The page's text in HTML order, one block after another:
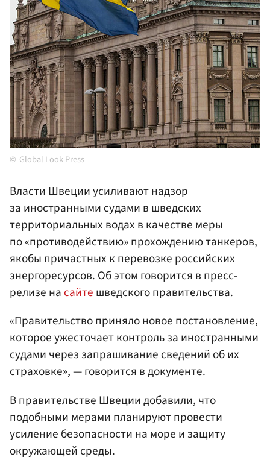
Global Look Press
Власти Швеции усиливают надзор
за иностранными судами в шведских
территориальных водах в качестве меры
по «противодействию» прохождению танкеров,
якобы причастных к перевозке российских
энергоресурсов. Об этом говорится в пресс-
релизе насайтешведского правительства.
«Правительство приняло новое постановление,
которое ужесточает контроль за иностранными
судами через запрашивание сведений об их
страховке», — говорится в документе.
В правительстве Швеции добавили, что
подобными мерами планируют провести
усиление безопасности на море и защиту
окружающей среды.